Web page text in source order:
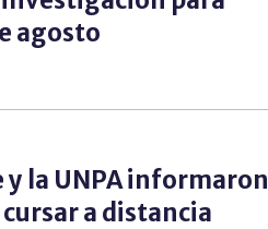
agosto
y la UNPA informaron
cursar a distancia